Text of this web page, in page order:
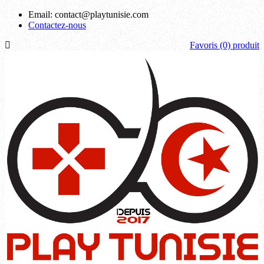
Email: contact@playtunisie.com
Contactez-nous
Favoris (0) produit